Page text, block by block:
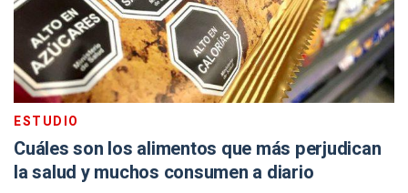
ESTUDIO
Cuáles son los alimentos que más perjudican
la salud y muchos consumen a diario